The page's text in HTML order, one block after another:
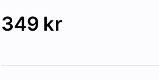
349 kr